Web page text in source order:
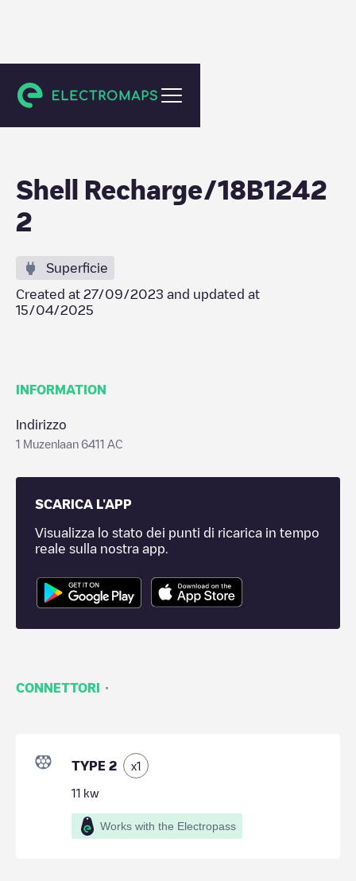
Heerlen
Shell Recharge/18B1242
2
Superficie
Created at 27/09/2023 and updated at
15/04/2025
INFORMATION
Indirizzo
1 Muzenlaan 6411 AC
SCARICA L'APP
Visualizza lo stato dei punti di ricarica in tempo
reale sulla nostra app.
CONNETTORI ·
TYPE 2 x1
11 kw
Works with the Electropass